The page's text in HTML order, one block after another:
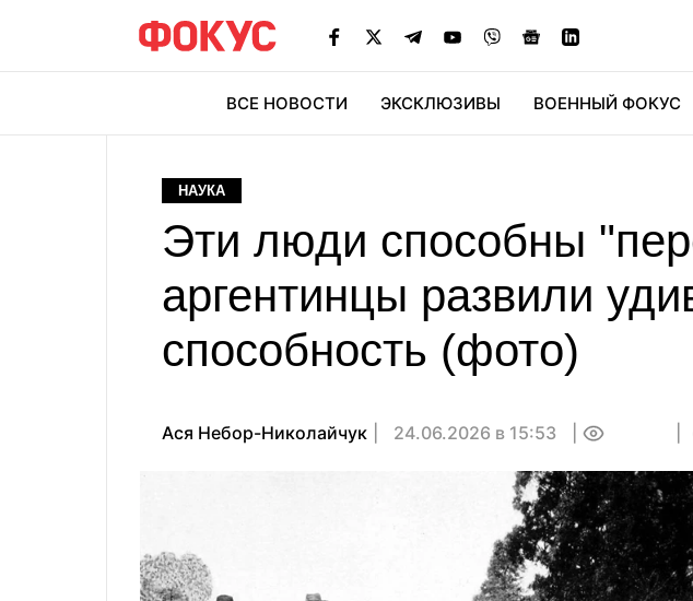
ВСЕ НОВОСТИ ЭКСКЛЮЗИВЫ ВОЕННЫЙ ФОКУС
НАУКА
Эти люди способны
аргентинцы развили
способность (фото)
Ася Небор-Николайчук 24.06.2026 в 15:53